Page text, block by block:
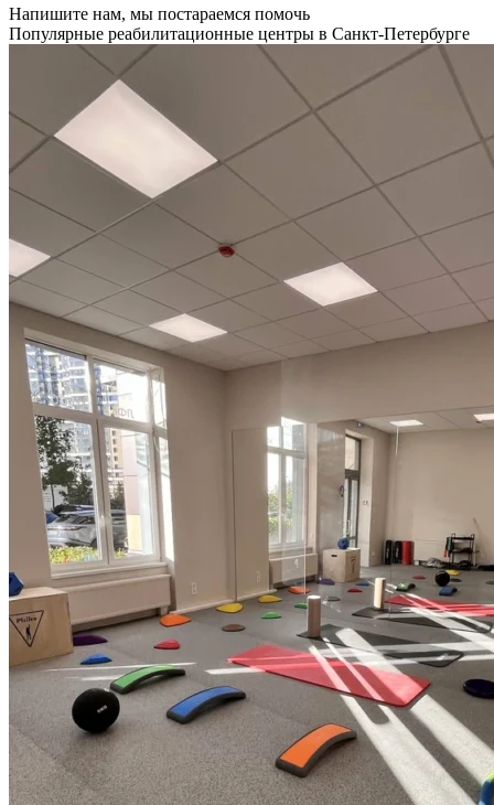
Напишите нам, мы постараемся помочь
Популярные реабилитационные центры в Санкт-Петербурге